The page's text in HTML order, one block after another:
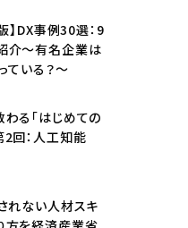
】DX事例30選：9
介～有名企業は
ている？～
る「はじめての
回：人工知能
れない人材スキ